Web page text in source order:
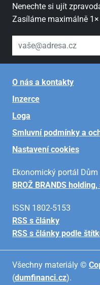
Nenechte si ujít
Zasíláme maximálně
váš email
O nás a kontakty
Inzerce
Loga
Smluvní podmínky a
Nastavení cookies
Ekonomický portál
BROŽ BRANDS
ISSN 1802-5153
RSS s články
RSS s články podle
Všechny materiály ©
(dumfinanci.cz).